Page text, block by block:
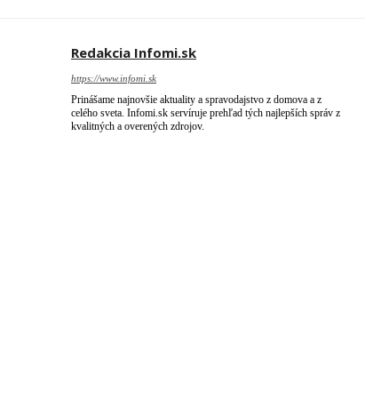
Redakcia Infomi.sk
https://www.infomi.sk
Prinášame najnovšie aktuality a spravodajstvo z domova a z
celého sveta. Infomi.sk servíruje prehľad tých najlepších správ z
kvalitných a overených zdrojov.